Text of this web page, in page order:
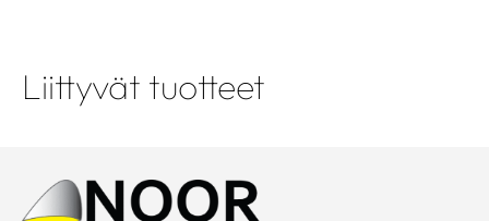
Liittyvät tuotteet